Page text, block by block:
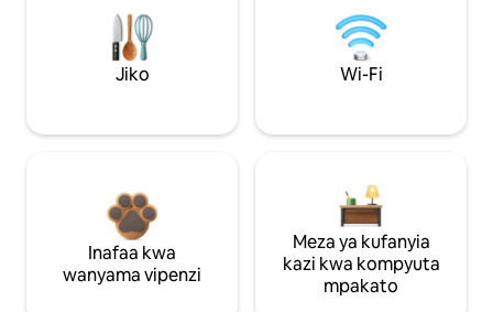
Jiko Wi-Fi
Inafaa kwa
wanyama vipenzi
Meza ya kufanyia
kazi kwa kompyuta
mpakato